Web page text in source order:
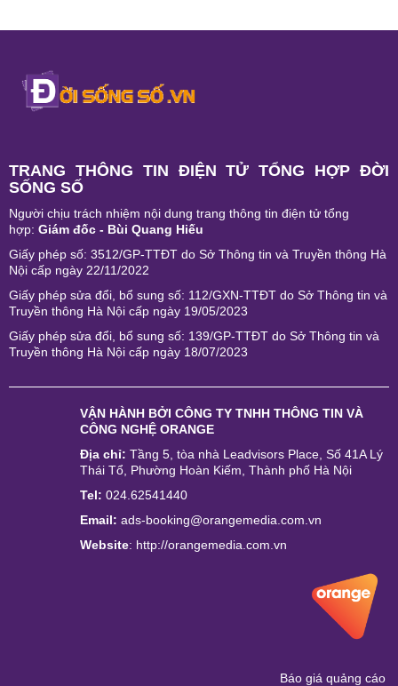
TRANG THÔNG TIN ĐIỆN TỬ TỔNG HỢP ĐỜI
SỐNG SỐ
Người chịu trách nhiệm nội dung trang thông tin điện tử tổng
hợp: Giám đốc - Bùi Quang Hiếu
Giấy phép số: 3512/GP-TTĐT do Sở Thông tin và Truyền thông Hà
Nội cấp ngày 22/11/2022
Giấy phép sửa đổi, bổ sung số: 112/GXN-TTĐT do Sở Thông tin và
Truyền thông Hà Nội cấp ngày 19/05/2023
Giấy phép sửa đổi, bổ sung số: 139/GP-TTĐT do Sở Thông tin và
Truyền thông Hà Nội cấp ngày 18/07/2023
VẬN HÀNH BỞI CÔNG TY TNHH THÔNG TIN VÀ
CÔNG NGHỆ ORANGE
Địa chỉ: Tầng 5, tòa nhà Leadvisors Place, Số 41A Lý
Thái Tổ, Phường Hoàn Kiếm, Thành phố Hà Nội
Tel: 024.62541440
Email: ads-booking@orangemedia.com.vn
Website: http://orangemedia.com.vn
Báo giá quảng cáo